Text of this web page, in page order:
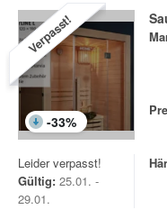
Verpasst!
-33%
Leider verpasst!
Gültig: 25.01. -
29.01.